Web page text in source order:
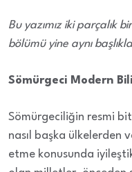
Bu yazımız iki parçalık
bölümü yine aynı
Sömürgeci Modern
Sömürgeciliğin resmi
nasıl başka ülkelerden
etme konusunda